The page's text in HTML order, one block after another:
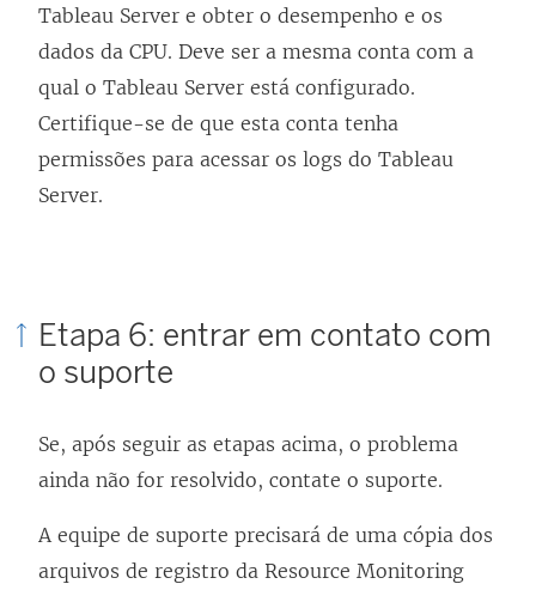
Tableau Server e obter o desempenho e os
dados da CPU. Deve ser a mesma conta com a
qual o Tableau Server está configurado.
Certifique-se de que esta conta tenha
permissões para acessar os logs do Tableau
Server.
Etapa 6: entrar em contato com
o suporte
Se, após seguir as etapas acima, o problema
ainda não for resolvido, contate o suporte.
A equipe de suporte precisará de uma cópia dos
arquivos de registro da Resource Monitoring